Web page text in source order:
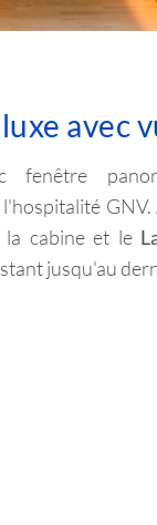
avec
fenêtre
GNV.
cabine et le
jusqu'au